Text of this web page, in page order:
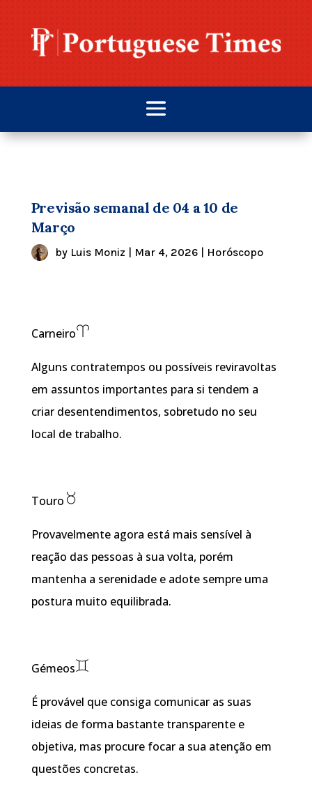
Previsão semanal de 04 a 10 de
Março
by Luis Moniz | Mar 4, 2026| Horóscopo
Carneiro
Alguns contratempos ou possíveis reviravoltas
em assuntos importantes para si tendem a
criar desentendimentos, sobretudo no seu
local de trabalho.
Touro
Provavelmente agora está mais sensível à
reação das pessoas à sua volta, porém
mantenha a serenidade e adote sempre uma
postura muito equilibrada.
Gémeos
É provável que consiga comunicar as suas
ideias de forma bastante transparente e
objetiva, mas procure focar a sua atenção em
questões concretas.